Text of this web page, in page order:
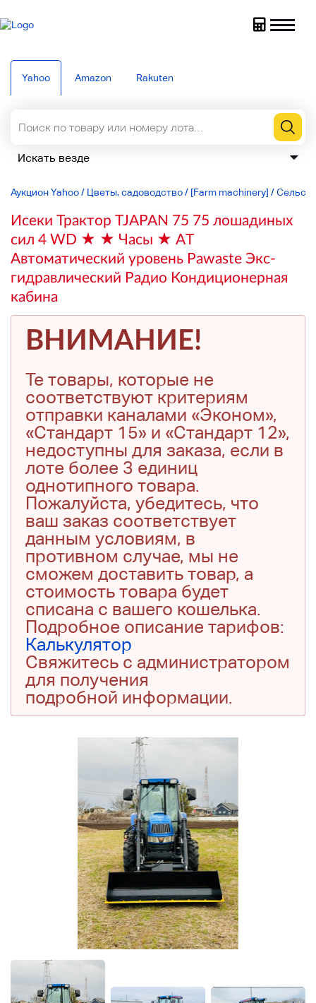
Yahoo Amazon Rakuten
Аукцион Yahoo/ Цветы, садоводство/ [Farm machinery] /
Исеки Трактор TJAPAN 75 75 лошадиных
сил 4 WD ★ ★ Часы ★ AT
Автоматический уровень Pawaste Экс-
гидравлический Радио Кондиционерная
кабина
ВНИМАНИЕ!
Те товары, которые не
соответствуют критериям
отправки каналами «Эконом»,
«Стандарт 15» и «Стандарт 12»,
недоступны для заказа, если в
лоте более 3 единиц
однотипного товара.
Пожалуйста, убедитесь, что
ваш заказ соответствует
данным условиям, в
противном случае, мы не
сможем доставить товар, а
стоимость товара будет
списана с вашего кошелька.
Подробное описание тарифов:
Калькулятор
Свяжитесь с администратором
для получения
подробной информации.